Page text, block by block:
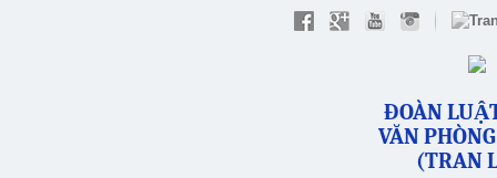
ĐOÀN
VĂN
(TRAN